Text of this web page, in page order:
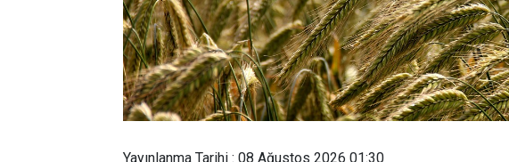
Yayınlanma Tarihi : 08 Ağustos 2026 01:30